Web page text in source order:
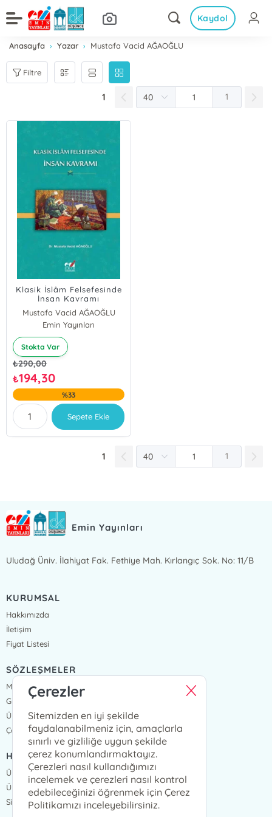
Kaydol
Anasayfa Yazar Mustafa Vacid AĞAOĞLU
Filtre
1 1
Klasik İslâm Felsefesinde
İnsan Kavramı
Mustafa Vacid AĞAOĞLU
Emin Yayınları
Stokta Var
₺290,00
₺194,30
%33
Sepete Ekle
1 1
Emin Yayınları
Uludağ Üniv. İlahiyat Fak. Fethiye Mah. Kırlangıç Sok. No: 11/B
KURUMSAL
Hakkımızda
İletişim
Fiyat Listesi
SÖZLEŞMELER
Mesafeli Satış Sözleşmesi
Gizlilik Sözleşmesi
Üyelik Sözleşmesi
Çerez Politikası
HIZLI ERİŞİM
Üye Ol
Üye Giriş
Sipariş Takip
Çerezler
Sitemizden en iyi şekilde
faydalanabilmeniz için, amaçlarla
sınırlı ve gizliliğe uygun şekilde
çerez konumlandırmaktayız.
Çerezleri nasıl kullandığımızı
incelemek ve çerezleri nasıl kontrol
edebileceğinizi öğrenmek için Çerez
Politikamızı inceleyebilirsiniz.